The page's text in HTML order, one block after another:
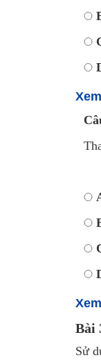
Bài
Sử